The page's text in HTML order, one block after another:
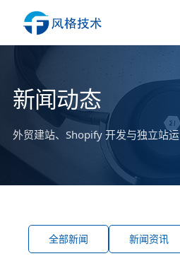
新闻动态
外贸建站、Shopify 开发与独立站
全部新闻 新闻资讯